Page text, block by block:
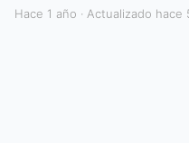
hace 1 año · Actualizado hace